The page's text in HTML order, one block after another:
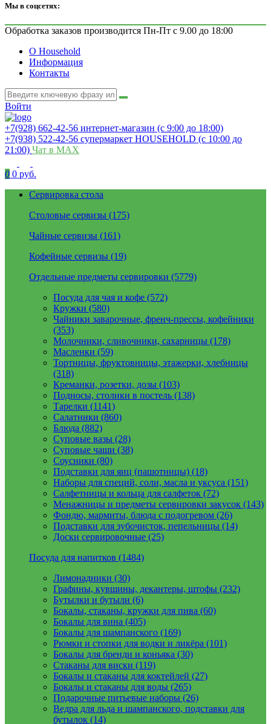
Мы в соцсетях:
Обработка заказов производится Пн-Пт с 9.00 до 18:00
О Household
Информация
Контакты
Войти
+7(928) 662-42-56 интернет-магазин (с 9:00 до 18:00)
+7(938) 522-42-56 супермаркет HOUSEHOLD (с 10:00 до
21:00) Чат в MAX
0 0 руб.
Сервировка стола
Столовые сервизы (175)
Чайные сервизы (161)
Кофейные сервизы (19)
Отдельные предметы сервировки (5779)
Посуда для чая и кофе (572)
Кружки (580)
Чайники заварочные, френч-прессы, кофейники
(353)
Молочники, сливочники, сахарницы (178)
Масленки (59)
Тортницы, фруктовницы, этажерки, хлебницы
(318)
Креманки, розетки, дозы (103)
Подносы, столики в постель (138)
Тарелки (1141)
Салатники (860)
Блюда (882)
Суповые вазы (28)
Суповые чаши (38)
Соусники (80)
Подставки для яиц (пашотницы) (18)
Наборы для специй, соли, масла и уксуса (151)
Салфетницы и кольца для салфеток (72)
Менажницы и предметы сервировки закусок (143)
Фондю, мармиты, блюда с подогревом (26)
Подставки для зубочисток, пепельницы (14)
Доски сервировочные (25)
Посуда для напитков (1484)
Лимонадники (30)
Графины, кувшины, декантеры, штофы (232)
Бутылки и бутыли (6)
Бокалы, стаканы, кружки для пива (60)
Бокалы для вина (405)
Бокалы для шампанского (169)
Рюмки и стопки для водки и ликёра (101)
Бокалы для бренди и коньяка (30)
Стаканы для виски (119)
Бокалы и стаканы для коктейлей (27)
Бокалы и стаканы для воды (265)
Подарочные питьевые наборы (26)
Ведра для льда и шампанского, подставки для
бутылок (14)